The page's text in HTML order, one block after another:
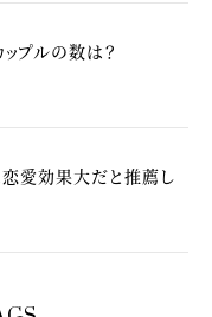
プルの数は？
愛効果大だと推薦し